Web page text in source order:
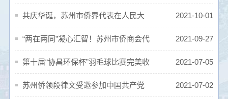
黄耀和一行
金宏气体股份有限公司
共庆华诞，苏州市侨界代表在人民大
会堂出席国庆招待会
2021-10-01
“两在两同”凝心汇智！苏州市侨商会代
表参加苏州市侨界服务发展恳谈会
2021-09-27
第十届“协昌环保杯”羽毛球比赛完美收
官
2021-07-05
苏州侨领段律文受邀参加中国共产党 2021-07-02